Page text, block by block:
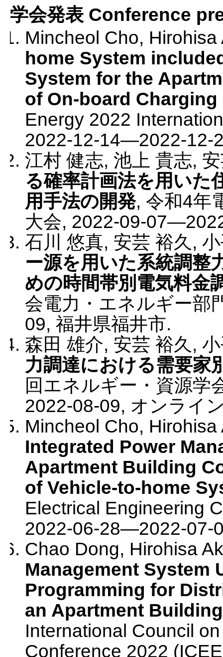
学会発表 Conference
Mincheol Cho, Hirohisa
home System
System for the
of On-board Charging
Energy 2022
2022-12-14—2022-12-
江村 健志, 池上 貴志,
る確率計画法を用いた
用手法の開発, 令和4年
大会, 2022-09-07—
石川 悠真, 安芸 裕久,
ー源を用いた系統調整
めの時間帯別電気料金
会電力・エネルギー部
09, 福井県福井市.
森田 雄介, 安芸 裕久,
力調達における需要家
回エネルギー・資源学
2022-08-09, オンライ
Mincheol Cho, Hirohisa
Integrated Power
Apartment Building
of Vehicle-to-home
Electrical Engineering
2022-06-28—2022-07-
Chao Dong, Hirohisa
Management System
Programming for
an Apartment
International Council
Conference 2022